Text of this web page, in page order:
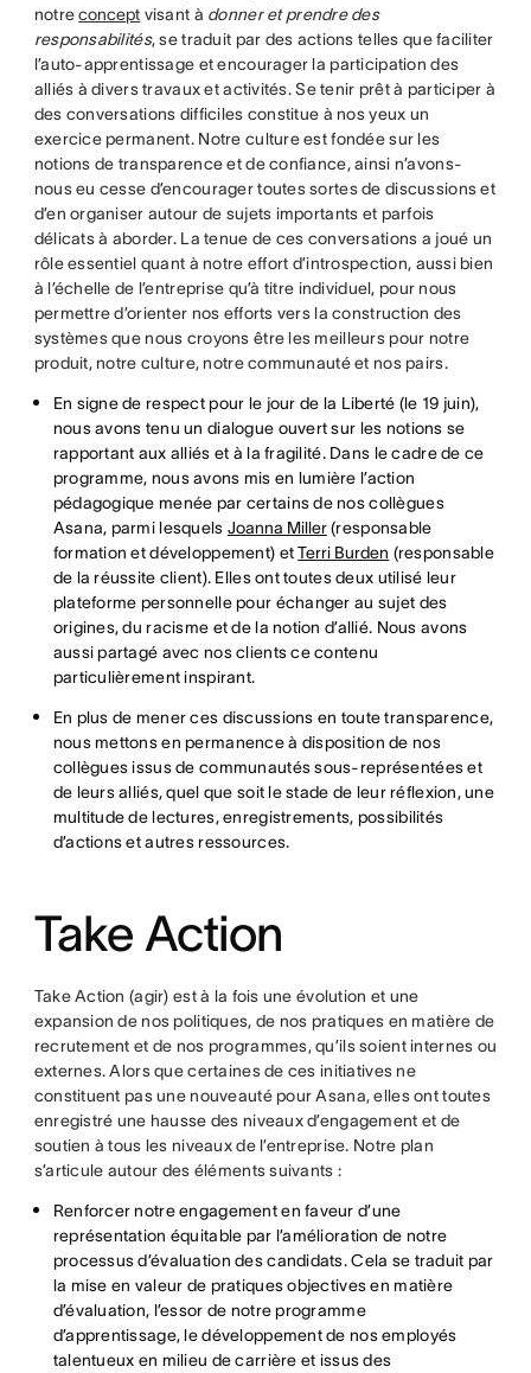
notreconcept visant à donner et prendre des
responsabilités, se traduit par des actions telles que faciliter
l’auto-apprentissage et encourager la participation des
alliés à divers travaux et activités. Se tenir prêt à participer à
des conversations difficiles constitue à nos yeux un
exercice permanent. Notre culture est fondée sur les
notions de transparence et de confiance, ainsi n’avons-
nous eu cesse d’encourager toutes sortes de discussions et
d’en organiser autour de sujets importants et parfois
délicats à aborder. La tenue de ces conversations a joué un
rôle essentiel quant à notre effort d’introspection, aussi bien
à l’échelle de l’entreprise qu’à titre individuel, pour nous
permettre d’orienter nos efforts vers la construction des
systèmes que nous croyons être les meilleurs pour notre
produit, notre culture, notre communauté et nos pairs.
En signe de respect pour le jour de la Liberté (le 19 juin),
nous avons tenu un dialogue ouvert sur les notions se
rapportant aux alliés et à la fragilité. Dans le cadre de ce
programme, nous avons mis en lumière l’action
pédagogique menée par certains de nos collègues
Asana, parmi lesquels Joanna Miller(responsable
formation et développement) etTerri Burden (responsable
de la réussite client). Elles ont toutes deux utilisé leur
plateforme personnelle pour échanger au sujet des
origines, du racisme et de la notion d’allié. Nous avons
aussi partagé avec nos clients ce contenu
particulièrement inspirant.
En plus de mener ces discussions en toute transparence,
nous mettons en permanence à disposition de nos
collègues issus de communautés sous-représentées et
de leurs alliés, quel que soit le stade de leur réflexion, une
multitude de lectures, enregistrements, possibilités
d’actions et autres ressources.
Take Action
Take Action (agir) est à la fois une évolution et une
expansion de nos politiques, de nos pratiques en matière de
recrutement et de nos programmes, qu’ils soient internes ou
externes. Alors que certaines de ces initiatives ne
constituent pas une nouveauté pour Asana, elles ont toutes
enregistré une hausse des niveaux d’engagement et de
soutien à tous les niveaux de l’entreprise. Notre plan
s’articule autour des éléments suivants :
Renforcer notre engagement en faveur d’une
représentation équitable par l’amélioration de notre
processus d’évaluation des candidats. Cela se traduit par
la mise en valeur de pratiques objectives en matière
d’évaluation, l’essor de notre programme
d’apprentissage, le développement de nos employés
talentueux en milieu de carrière et issus des